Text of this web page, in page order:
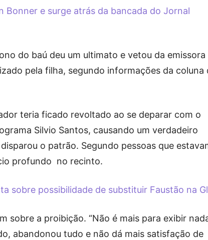
Bonner e surge atrás da bancada do Jornal
do baú deu um ultimato e vetou da emissora
pela filha, segundo informações da coluna
teria ficado revoltado ao se deparar com o
Silvio Santos, causando um verdadeiro
o patrão. Segundo pessoas que
profundo no recinto.
sobre possibilidade de substituir Faustão na
sobre a proibição. “Não é mais para exibir
abandonou tudo e não dá mais satisfação de